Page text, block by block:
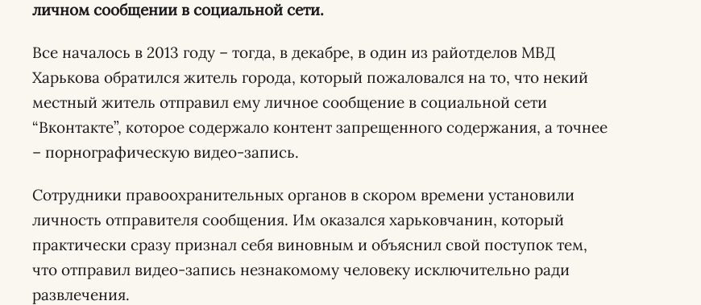
личном сообщении в социальной сети.
Все началось в 2013 году – тогда, в декабре, в один из райотделов МВД
Харькова обратился житель города, который пожаловался на то, что некий
местный житель отправил ему личное сообщение в социальной сети
“Вконтакте”, которое содержало контент запрещенного содержания, а точнее
– порнографическую видео-запись.
Сотрудники правоохранительных органов в скором времени установили
личность отправителя сообщения. Им оказался харьковчанин, который
практически сразу признал себя виновным и объяснил свой поступок тем,
что отправил видео-запись незнакомому человеку исключительно ради
развлечения.